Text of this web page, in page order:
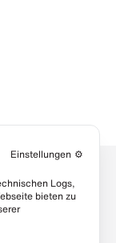
Einstellungen ⚙️
Logs,
bieten zu